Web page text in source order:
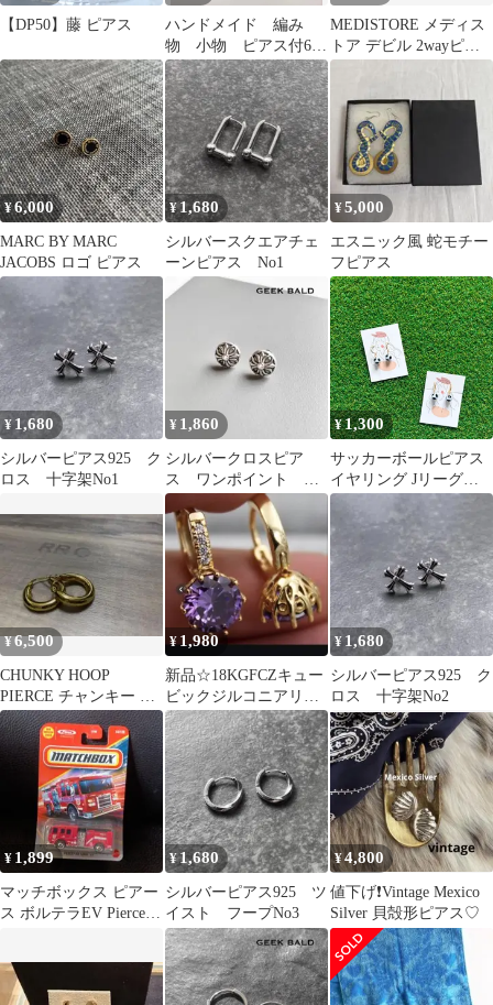
【DP50】藤 ピアス
ハンドメイド 編み
物 小物 ピアス付6点
セット 置物 かぎ針
編み インテリア雑貨
MEDISTORE メディス
トア デビル 2wayピア
ス 14G 心臓 バーベル
¥6,000
MARC BY MARC
JACOBS ロゴ ピアス
¥ 1,680
シルバースクエアチェ
ーンピアス No1
¥5,000
エスニック風 蛇モチー
フピアス
¥ 1,680
シルバーピアス925 ク
ロス 十字架No1
¥ 1,860
シルバークロスピア
ス ワンポイント 人
気 シンプルアクセサ
リーNo1
¥1,300
サッカーボールピアス
イヤリング Jリーグチ
ーム サッカー
¥6,500
CHUNKY HOOP
PIERCE チャンキー フ
ープピアス
¥ 1,980
新品☆18KGFCZキュー
ビックジルコニアリン
グピアス☆送料込み
¥ 1,680
シルバーピアス925 ク
ロス 十字架No2
¥ 1,899
マッチボックス ピアー
ス ボルテラEV Pierce
¥1,680
シルバーピアス925 ツ
イスト フープNo3
¥4,800
値下げ❗️Vintage Mexico
Silver 貝殻形ピアス♡